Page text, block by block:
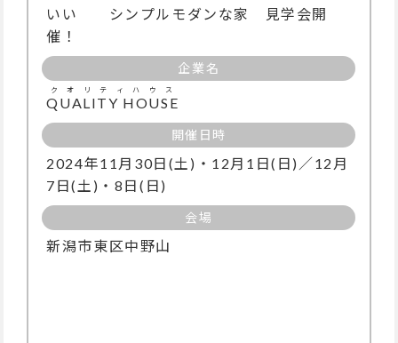
いい シンプルモダンな家 見学会開
催！
企業名
QUALITY HOUSE
クオリティハウス
開催日時
2024年11月30日(土)・12月1日(日)／12月
7日(土)・8日(日)
会場
新潟市東区中野山